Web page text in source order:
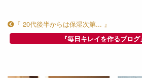
『 20代後半からは保湿次第... 』
『毎日キレイを作るブロ